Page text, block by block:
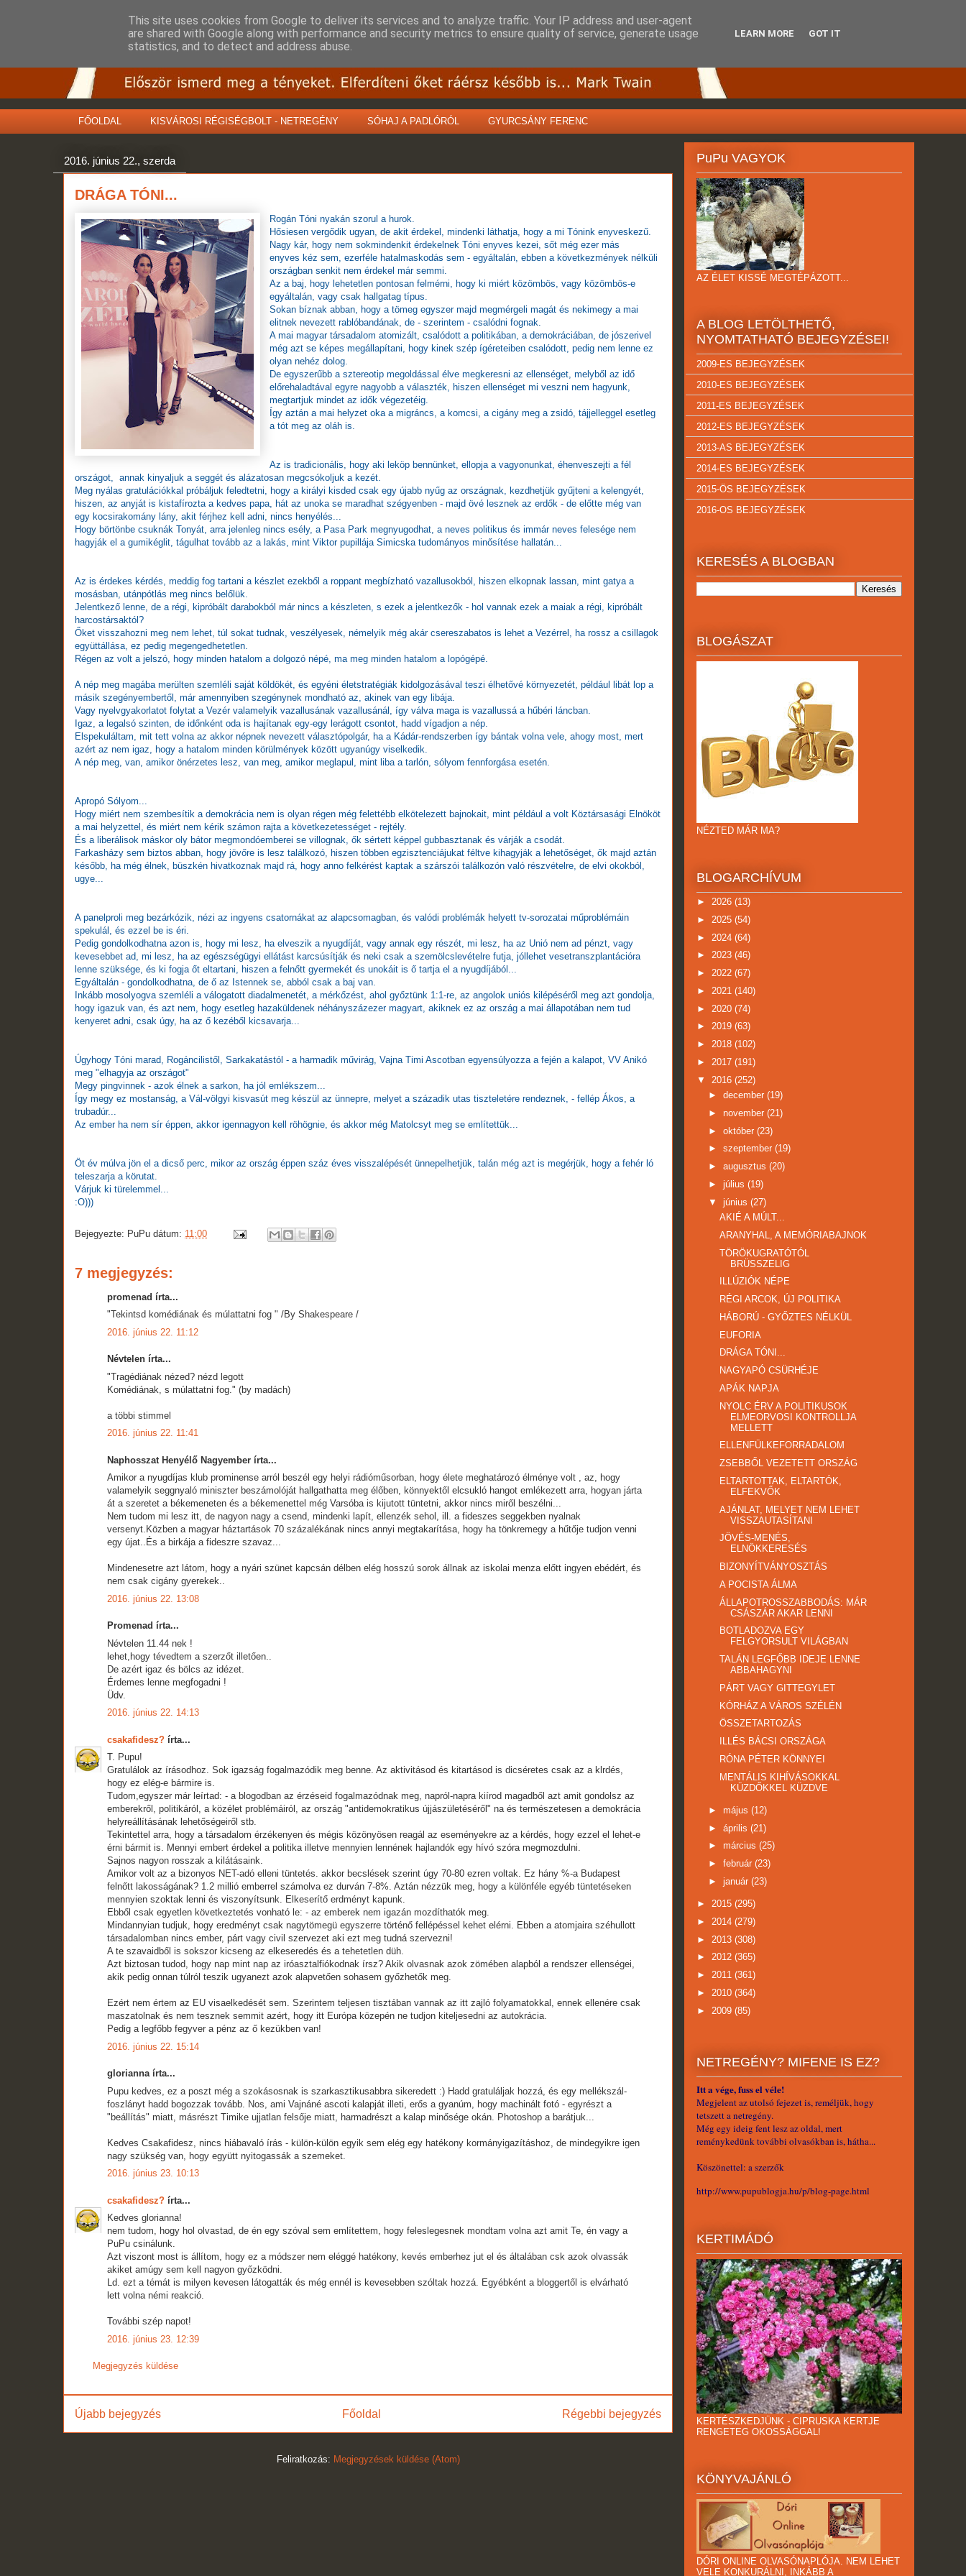
FŐOLDAL KISVÁROSI RÉGISÉGBOLT - NETREGÉNY SÓHAJ A PADLÓRÓL GYURCSÁNY FERENC
2016. június 22., szerda
DRÁGA TÓNI...
Rogán Tóni nyakán szorul a hurok.
Hősiesen vergődik ugyan, de akit érdekel, mindenki láthatja, hogy a mi Tónink enyveskezű.
Nagy kár, hogy nem sokmindenkit érdekelnek Tóni enyves kezei, sőt még ezer más
enyves kéz sem, ezerféle hatalmaskodás sem - egyáltalán, ebben a következmények nélküli
országban senkit nem érdekel már semmi.
Az a baj, hogy lehetetlen pontosan felmérni, hogy ki miért közömbös, vagy közömbös-e
egyáltalán, vagy csak hallgatag típus.
Sokan bíznak abban, hogy a tömeg egyszer majd megmérgeli magát és nekimegy a mai
elitnek nevezett rablóbandának , de - szerintem - csalódni fognak.
A mai magyar társadalom atomizált, csalódott a politikában, a demokráciában, de jószerivel
még azt se képes megállapítani, hogy kinek szép ígéreteiben csalódott, pedig nem lenne ez
olyan nehéz dolog.
De egyszerűbb a sztereotip megoldással élve megkeresni az ellenséget, melyből az idő
előrehaladtával egyre nagyobb a választék, hiszen ellenséget mi veszni nem hagyunk,
megtartjuk mindet az idők végezetéig.
Így aztán a mai helyzet oka a migráncs, a komcsi, a cigány meg a zsidó, tájjelleggel esetleg
a tót meg az oláh is.
Az is tradicionális, hogy aki leköp bennünket, ellopja a vagyonunkat, éhenveszejti a fél
országot, annak kinyaljuk a seggét és alázatosan megcsókoljuk a kezét.
Meg nyálas gratulációkkal próbáljuk feledtetni, hogy a királyi kisded csak egy újabb nyűg az országnak, kezdhetjük gyűjteni a kelengyét,
hiszen, az anyját is kistafírozta a kedves papa, hát az unoka se maradhat szégyenben - majd övé lesznek az erdők - de előtte még van
egy kocsirakomány lány, akit férjhez kell adni, nincs henyélés...
Hogy börtönbe csuknák Tonyát, arra jelenleg nincs esély, a Pasa Park megnyugodhat, a neves politikus és immár neves felesége nem
hagyják el a gumikéglit, tágulhat tovább az a lakás, mint Viktor pupillája Simicska tudományos minősítése hallatán...
Az is érdekes kérdés, meddig fog tartani a készlet ezekből a roppant megbízható vazallusokból, hiszen elkopnak lassan, mint gatya a
mosásban, utánpótlás meg nincs belőlük.
Jelentkező lenne, de a régi, kipróbált darabokból már nincs a készleten, s ezek a jelentkezők - hol vannak ezek a maiak a régi, kipróbált
harcostársaktól?
Őket visszahozni meg nem lehet, túl sokat tudnak, veszélyesek, némelyik még akár csereszabatos is lehet a Vezérrel, ha rossz a csillagok
együttállása, ez pedig megengedhetetlen.
Régen az volt a jelszó, hogy minden hatalom a dolgozó népé, ma meg minden hatalom a lopógépé.
A nép meg magába merülten szemléli saját köldökét, és egyéni életstratégiák kidolgozásával teszi élhetővé környezetét, például libát lop a
másik szegényembertől, már amennyiben szegénynek mondható az, akinek van egy libája.
Vagy nyelvgyakorlatot folytat a Vezér valamelyik vazallusának vazallusánál, így válva maga is vazallussá a hűbéri láncban.
Igaz, a legalsó szinten, de időnként oda is hajítanak egy-egy lerágott csontot, hadd vígadjon a nép.
Elspekuláltam, mit tett volna az akkor népnek nevezett választópolgár, ha a Kádár-rendszerben így bántak volna vele, ahogy most, mert
azért az nem igaz, hogy a hatalom minden körülmények között ugyanúgy viselkedik.
A nép meg, van, amikor önérzetes lesz, van meg, amikor meglapul, mint liba a tarlón, sólyom fennforgása esetén.
Apropó Sólyom...
Hogy miért nem szembesítik a demokrácia nem is olyan régen még felettébb elkötelezett bajnokait, mint például a volt Köztársasági Elnököt
a mai helyzettel, és miért nem kérik számon rajta a következetességet - rejtély.
És a liberálisok máskor oly bátor megmondóemberei se villognak, ők sértett képpel gubbasztanak és várják a csodát.
Farkasházy sem biztos abban, hogy jövőre is lesz találkozó, hiszen többen egzisztenciájukat féltve kihagyják a lehetőséget, ők majd aztán
később, ha még élnek, büszkén hivatkoznak majd rá, hogy anno felkérést kaptak a szárszói találkozón való részvételre, de elvi okokból,
ugye...
A panelproli meg bezárkózik, nézi az ingyens csatornákat az alapcsomagban, és valódi problémák helyett tv-sorozatai műproblémáin
spekulál, és ezzel be is éri.
Pedig gondolkodhatna azon is, hogy mi lesz, ha elveszik a nyugdíját, vagy annak egy részét, mi lesz, ha az Unió nem ad pénzt, vagy
kevesebbet ad, mi lesz, ha az egészségügyi ellátást karcsúsítják és neki csak a szemölcslevételre futja, jóllehet vesetranszplantációra
lenne szüksége, és ki fogja őt eltartani, hiszen a felnőtt gyermekét és unokáit is ő tartja el a nyugdíjából...
Egyáltalán - gondolkodhatna, de ő az Istennek se, abból csak a baj van.
Inkább mosolyogva szemléli a válogatott diadalmenetét, a mérkőzést, ahol győztünk 1:1-re, az angolok uniós kilépéséről meg azt gondolja,
hogy igazuk van, és azt nem, hogy esetleg hazaküldenek néhányszázezer magyart, akiknek ez az ország a mai állapotában nem tud
kenyeret adni, csak úgy, ha az ő kezéből kicsavarja...
Úgyhogy Tóni marad, Rogáncilistől, Sarkakatástól - a harmadik művirág, Vajna Timi Ascotban egyensúlyozza a fején a kalapot, VV Anikó
meg "elhagyja az országot"
Megy pingvinnek - azok élnek a sarkon, ha jól emlékszem...
Így megy ez mostanság, a Vál-völgyi kisvasút meg készül az ünnepre, melyet a századik utas tiszteletére rendeznek, - fellép Ákos, a
trubadúr...
Az ember ha nem sír éppen, akkor igennagyon kell röhögnie, és akkor még Matolcsyt meg se említettük...
Öt év múlva jön el a dicső perc, mikor az ország éppen száz éves visszalépését ünnepelhetjük, talán még azt is megérjük, hogy a fehér ló
teleszarja a körutat.
Várjuk ki türelemmel...
:O)))
Bejegyezte: PuPu dátum: 11:00
7 megjegyzés:
promenad írta...
"Tekintsd komédiának és múlattatni fog " /By Shakespeare /
2016. június 22. 11:12
Névtelen írta...
"Tragédiának nézed? nézd legott
Komédiának, s múlattatni fog." (by madách)
a többi stimmel
2016. június 22. 11:41
Naphosszat Henyélő Nagyember írta...
Amikor a nyugdíjas klub prominense arról beszél egy helyi rádióműsorban, hogy élete meghatározó élménye volt , az, hogy
valamelyik seggnyaló miniszter beszámolóját hallgathatta meg élőben, könnyektől elcsukló hangot emlékezett arra, hogyan járta
át a szeretet a békemeneten és a békemenettel még Varsóba is kijutott tüntetni, akkor nincs miről beszélni...
Nem tudom mi lesz itt, de nagyon nagy a csend, mindenki lapít, ellenzék sehol, ill. a fideszes seggekben nyalnak
versenyt.Közben a magyar háztartások 70 százalékának nincs annyi megtakarítása, hogy ha tönkremegy a hűtője tudjon venni
egy újat..És a birkája a fideszre szavaz...
Mindenesetre azt látom, hogy a nyári szünet kapcsán délben elég hosszú sorok állnak az iskolai menza előtt ingyen ebédért, és
nem csak cigány gyerekek..
2016. június 22. 13:08
Promenad írta...
Névtelen 11.44 nek !
lehet,hogy tévedtem a szerzőt illetően..
De azért igaz és bölcs az idézet.
Érdemes lenne megfogadni !
Üdv.
2016. június 22. 14:13
csakafidesz? írta...
T. Pupu!
Gratulálok az írásodhoz. Sok igazság fogalmazódik meg benne. Az aktivitásod és kitartásod is dicséretes csak az a klrdés,
hogy ez elég-e bármire is.
Tudom,egyszer már leírtad: - a blogodban az érzéseid fogalmazódnak meg, napról-napra kiírod magadből azt amit gondolsz az
emberekről, politikáról, a közélet problémáiról, az ország "antidemokratikus újjászületéséről" na és természetesen a demokrácia
helyreállításának lehetőségeiről stb.
Tekintettel arra, hogy a társadalom érzékenyen és mégis közönyösen reagál az eseményekre az a kérdés, hogy ezzel el lehet-e
érni bármit is. Mennyi embert érdekel a politika illetve mennyien lennének hajlandók egy hívó szóra megmozdulni.
Sajnos nagyon rosszak a kilátásaink.
Amikor volt az a bizonyos NET-adó elleni tüntetés. akkor becslések szerint úgy 70-80 ezren voltak. Ez hány %-a Budapest
felnőtt lakosságának? 1.2 millió emberrel számolva ez durván 7-8%. Aztán nézzük meg, hogy a különféle egyéb tüntetéseken
mennyien szoktak lenni és viszonyítsunk. Elkeserítő erdményt kapunk.
Ebből csak egyetlen következtetés vonható le: - az emberek nem igazán mozdíthatók meg.
Mindannyian tudjuk, hogy eredményt csak nagytömegü egyszerre történő fellépéssel kehet elérni. Ebben a atomjaira széhullott
társadalomban nincs ember, párt vagy civil szervezet aki ezt meg tudná szervezni!
A te szavaidből is sokszor kicseng az elkeseredés és a tehetetlen düh.
Azt biztosan tudod, hogy nap mint nap az iróasztalfiókodnak írsz? Akik olvasnak azok zömében alapból a rendszer ellenségei,
akik pedig onnan túlról teszik ugyanezt azok alapvetően sohasem győzhetők meg.
Ezért nem értem az EU visaelkedését sem. Szerintem teljesen tisztában vannak az itt zajló folyamatokkal, ennek ellenére csak
maszatolnak és nem tesznek semmit azért, hogy itt Európa közepén ne tudjon kiteljesedni az autokrácia.
Pedig a legfőbb fegyver a pénz az ő kezükben van!
2016. június 22. 15:14
glorianna írta...
Pupu kedves, ez a poszt még a szokásosnak is szarkasztikusabbra sikeredett :) Hadd gratuláljak hozzá, és egy mellékszál-
foszlányt hadd bogozzak tovább. Nos, ami Vajnáné ascoti kalapját illeti, erős a gyanúm, hogy machinált fotó - egyrészt a
"beállítás" miatt, másrészt Timike ujjatlan felsője miatt, harmadrészt a kalap minősége okán. Photoshop a barátjuk...
Kedves Csakafidesz, nincs hiábavaló írás - külön-külön egyik sem elég egy hatékony kormányigazításhoz, de mindegyikre igen
nagy szükség van, hogy együtt nyitogassák a szemeket.
2016. június 23. 10:13
csakafidesz? írta...
Kedves glorianna!
nem tudom, hogy hol olvastad, de én egy szóval sem említettem, hogy feleslegesnek mondtam volna azt amit Te, én vagy a
PuPu csinálunk.
Azt viszont most is állítom, hogy ez a módszer nem eléggé hatékony, kevés emberhez jut el és általában csk azok olvassák
akiket amúgy sem kell nagyon győzködni.
Ld. ezt a témát is milyen kevesen látogatták és még ennél is kevesebben szóltak hozzá. Egyébként a bloggertől is elvárható
lett volna némi reakció.
További szép napot!
2016. június 23. 12:39
Megjegyzés küldése
Újabb bejegyzés Régebbi bejegyzés
Főoldal
Feliratkozás: Megjegyzések küldése (Atom)
PuPu VAGYOK
AZ ÉLET KISSÉ MEGTÉPÁZOTT...
A BLOG LETÖLTHETŐ,
NYOMTATHATÓ BEJEGYZÉSEI!
2009-ES BEJEGYZÉSEK
2010-ES BEJEGYZÉSEK
2011-ES BEJEGYZÉSEK
2012-ES BEJEGYZÉSEK
2013-AS BEJEGYZÉSEK
2014-ES BEJEGYZÉSEK
2015-ÖS BEJEGYZÉSEK
2016-OS BEJEGYZÉSEK
KERESÉS A BLOGBAN
BLOGÁSZAT
NÉZTED MÁR MA?
BLOGARCHÍVUM
► 2026 (13)
► 2025 (54)
► 2024 (64)
► 2023 (46)
► 2022 (67)
► 2021 (140)
► 2020 (74)
► 2019 (63)
► 2018 (102)
► 2017 (191)
▼ 2016 (252)
► december (19)
► november (21)
► október (23)
► szeptember (19)
► augusztus (20)
► július (19)
▼ június (27)
AKIÉ A MÚLT...
ARANYHAL, A MEMÓRIABAJNOK
TÖRÖKUGRATÓTÓL
BRÜSSZELIG
ILLÚZIÓK NÉPE
RÉGI ARCOK, ÚJ POLITIKA
HÁBORÚ - GYŐZTES NÉLKÜL
EUFORIA
DRÁGA TÓNI...
NAGYAPÓ CSÜRHÉJE
APÁK NAPJA
NYOLC ÉRV A POLITIKUSOK
ELMEORVOSI KONTROLLJA
MELLETT
ELLENFÜLKEFORRADALOM
ZSEBBŐL VEZETETT ORSZÁG
ELTARTOTTAK, ELTARTÓK,
ELFEKVŐK
AJÁNLAT, MELYET NEM LEHET
VISSZAUTASÍTANI
JÖVÉS-MENÉS,
ELNÖKKERESÉS
BIZONYÍTVÁNYOSZTÁS
A POCISTA ÁLMA
ÁLLAPOTROSSZABBODÁS: MÁR
CSÁSZÁR AKAR LENNI
BOTLADOZVA EGY
FELGYORSULT VILÁGBAN
TALÁN LEGFŐBB IDEJE LENNE
ABBAHAGYNI
PÁRT VAGY GITTEGYLET
KÓRHÁZ A VÁROS SZÉLÉN
ÖSSZETARTOZÁS
ILLÉS BÁCSI ORSZÁGA
RÓNA PÉTER KÖNNYEI
MENTÁLIS KIHÍVÁSOKKAL
KÜZDŐKKEL KÜZDVE
► május (12)
► április (21)
► március (25)
► február (23)
► január (23)
► 2015 (295)
► 2014 (279)
► 2013 (308)
► 2012 (365)
► 2011 (361)
► 2010 (364)
► 2009 (85)
NETREGÉNY? MIFENE IS EZ?
Itt a vége, fuss el véle!
Megjelent az utolsó fejezet is, reméljük, hogy
tetszett a netregény.
Még egy ideig fent lesz az oldal, mert
reménykedünk további olvasókban is, hátha...
Köszönettel: a szerzők
http://www.pupublogja.hu/p/blog-page.html
KERTIMÁDÓ
KERTÉSZKEDJÜNK - CIPRUSKA KERTJE
RENGETEG OKOSSÁGGAL!
KÖNYVAJÁNLÓ
DÓRI ONLINE OLVASÓNAPLÓJA. NEM LEHET
VELE KONKURÁLNI, INKÁBB A
This site uses cookies from Google to deliver its services and to analyze traffic. Your IP address and user-agent
are shared with Google along with performance and security metrics to ensure quality of service, generate usage
statistics, and to detect and address abuse.
LEARN MORE GOT IT